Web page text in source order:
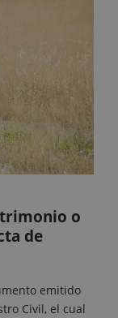
o
de
emitido
Civil, el cual